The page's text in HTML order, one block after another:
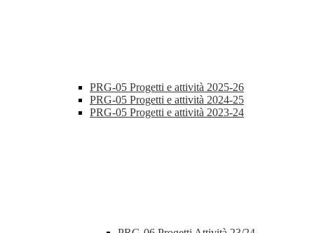
PRG-05 Progetti e attività 2025-26
PRG-05 Progetti e attività 2024-25
PRG-05 Progetti e attività 2023-24